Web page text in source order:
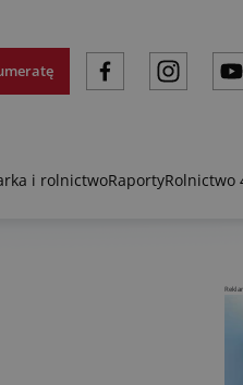
i rolnictwoRaportyRolnictwo